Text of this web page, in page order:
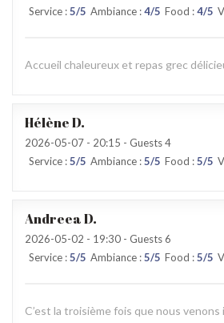
Service :5/5 Ambiance :4/5 Food :4/5
Accueil chaleureux et repas grec
HélèneD
2026-05-07 - 20:15 - Guests 4
Service :5/5 Ambiance :5/5 Food :5/5
AndreeaD
2026-05-02 - 19:30 - Guests 6
Service :5/5 Ambiance :5/5 Food :5/5
C’est la troisième fois que nous venons